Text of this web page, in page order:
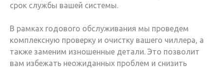
срок службы вашей системы.
В рамках годового обслуживания мы проведем
комплексную проверку и очистку вашего чиллера, а
также заменим изношенные детали. Это позволит
вам избежать неожиданных проблем и снизить